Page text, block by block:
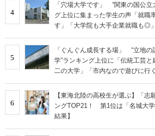
4
「穴場大学です」 “関東の国公立
グ上位に集まった学生の声「就職
す」「大学院も大手企業就職も◎」
5
「ぐんぐん成長する場」 “立地
学”ランキング上位に「伝統工芸
二の大学」「市内なので遊びに行
6
【東海北陸の高校生が選ぶ】「志
ングTOP21！ 第1位は「名城大
結果】